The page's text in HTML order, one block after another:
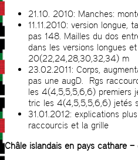
21.10. 2010: Manches:
11.11.2010: version longue,
pas 148. Mailles du dos
dans les versions longues
20(22,24,28,30,32,34) m
23.02.2011: Corps,
pas une augD. Rgs
les 4(4,5,5,5,6,6) premiers
tric les 4(4,5,5,5,6,6) jetés
31.01.2012: explications
raccourcis et la grille
Châle islandais en pays cathare –